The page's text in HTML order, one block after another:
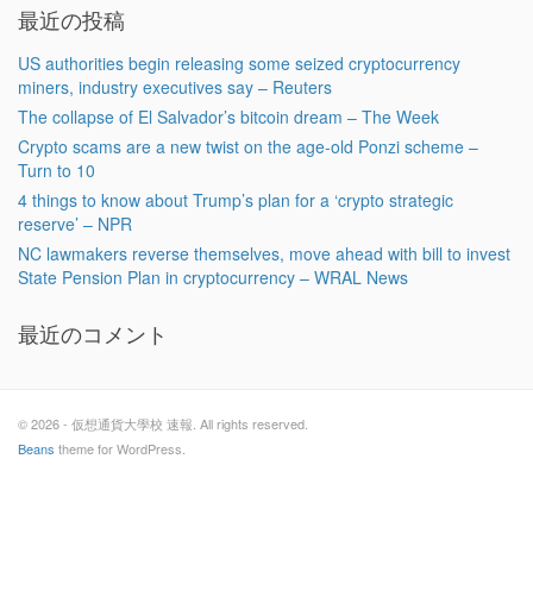
最近の投稿
US authorities begin releasing some seized cryptocurrency
miners, industry executives say – Reuters
The collapse of El Salvador’s bitcoin dream – The Week
Crypto scams are a new twist on the age-old Ponzi scheme –
Turn to 10
4 things to know about Trump’s plan for a ‘crypto strategic
reserve’ – NPR
NC lawmakers reverse themselves, move ahead with bill to invest
State Pension Plan in cryptocurrency – WRAL News
最近のコメント
© 2026 - 仮想通貨大學校 速報. All rights reserved.
Beans theme for WordPress.